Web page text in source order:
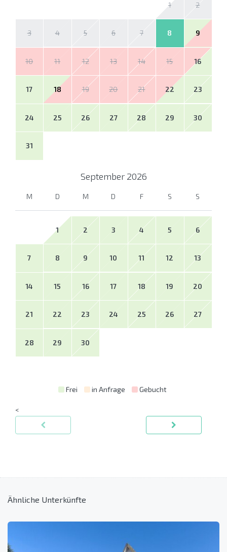
1 2
3 4 5 6 7 8 9
10 11 12 13 14 15 16
17 18 19 20 21 22 23
24 25 26 27 28 29 30
31
September 2026
M D M D F S S
1 2 3 4 5 6
7 8 9 10 11 12 13
14 15 16 17 18 19 20
21 22 23 24 25 26 27
28 29 30
Frei in Anfrage Gebucht
<
Ähnliche Unterkünfte